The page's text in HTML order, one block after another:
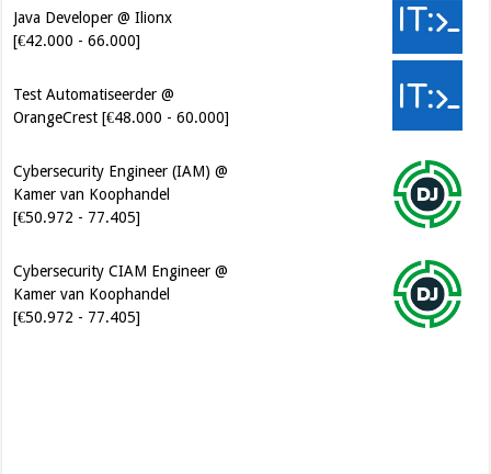
Java Developer @ Ilionx
[€42.000 - 66.000]
Test Automatiseerder @
OrangeCrest [€48.000 - 60.000]
Cybersecurity Engineer (IAM) @
Kamer van Koophandel
[€50.972 - 77.405]
Cybersecurity CIAM Engineer @
Kamer van Koophandel
[€50.972 - 77.405]